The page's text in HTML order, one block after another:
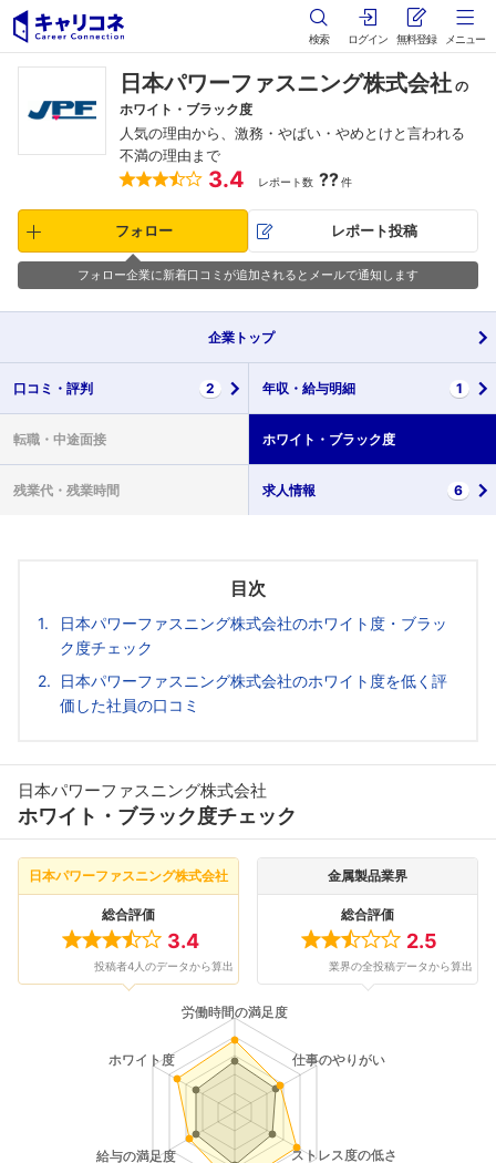
検索 ログイン 無料登録 メニュー
日本パワーファスニング株式会社 の
ホワイト・ブラック度
人気の理由から、激務・やばい・やめとけと言われる
不満の理由まで
3.4 レポート数 ??件
フォロー レポート投稿
フォロー企業に新着口コミが追加されるとメールで通知します
企業 トップ
口コミ・ 評判 2 年収・ 給与明細 1
転職・ 中途面接 ホワイト・ ブラック度
残業代・ 残業時間 求人情報 6
目次
日本パワーファスニング株式会社のホワイト度・ブラッ
ク度チェック
日本パワーファスニング株式会社のホワイト度を低く評
価した社員の口コミ
日本パワーファスニング株式会社
ホワイト・ブラック度チェック
日本パワーファスニング株式会社
総合評価
3.4
投稿者4人のデータから算出
金属製品業界
総合評価
2.5
業界の全投稿データから算出